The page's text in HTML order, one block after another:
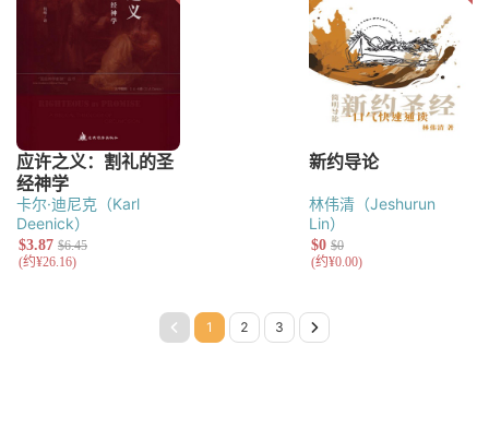
卡尔·迪尼克（Karl
Deenick）
林伟清（Jeshurun
Lin）